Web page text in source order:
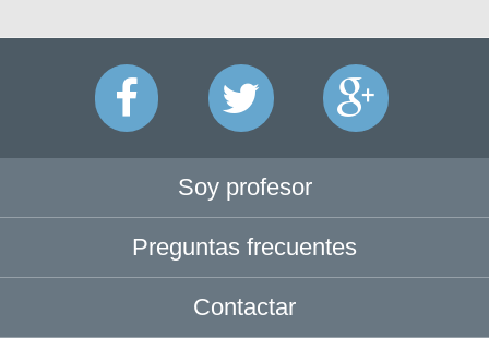
Soy profesor
Preguntas frecuentes
Contactar